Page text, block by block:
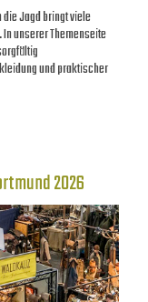
die Jagd bringt viele
unserer Themenseite
und praktischer
2026